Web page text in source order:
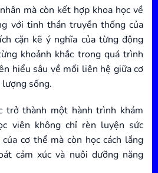
mà còn kết hợp khoa học về
với tinh thần truyền thống của
cặn kẽ ý nghĩa của từng động
khoảnh khắc trong quá trình
hiểu sâu về mối liên hệ giữa cơ
sống.
trở thành một hành trình khám
viên không chỉ rèn luyện sức
cơ thể mà còn học cách lắng
cảm xúc và nuôi dưỡng năng